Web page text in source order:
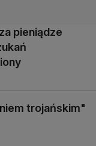
pieniądze
trojańskim"